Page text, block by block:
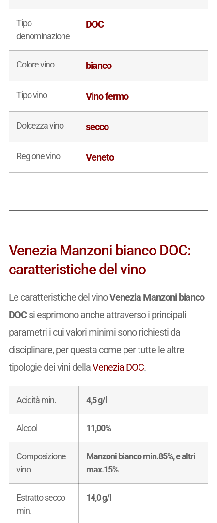
Tipo
denominazione
DOC
Colore vino bianco
Tipo vino Vino fermo
Dolcezza vino secco
Regione vino Veneto
Venezia Manzoni bianco DOC:
caratteristiche del vino
Le caratteristiche del vinoVenezia Manzoni bianco
DOCsi esprimono anche attraverso i principali
parametri i cui valori minimi sono richiesti da
disciplinare, per questa come per tutte le altre
tipologie dei vini dellaVenezia DOC.
Acidità min. 4,5 g/l
Alcool 11,00%
Composizione
vino
Manzoni bianco min.85%, e altri
max.15%
Estratto secco
min.
14,0 g/l